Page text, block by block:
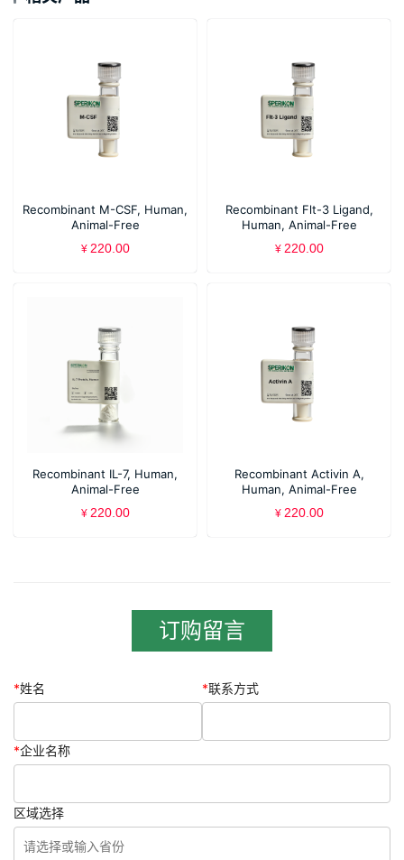
Recombinant M-CSF, Human,
Animal-Free
¥ 220.00
Recombinant Flt-3 Ligand,
Human, Animal-Free
¥ 220.00
Recombinant IL-7, Human,
Animal-Free
¥ 220.00
Recombinant Activin A,
Human, Animal-Free
¥ 220.00
订购留言
*姓名 *联系方式
*企业名称
区域选择